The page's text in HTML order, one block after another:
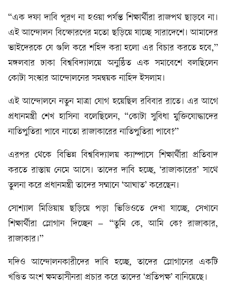
“এক দফা দাবি পূরণ না হওয়া পর্যন্ত শিক্ষার্থীরা রাজপথ ছাড়বে না।
এই আন্দোলন বিস্ফোরণের মতো ছড়িয়ে যাচ্ছে সারাদেশে। আমাদের
ভাইদেরকে যে গুলি করে শহিদ করা হলো এর বিচার করতে হবে,”
মঙ্গলবার ঢাকা বিশ্ববিদ্যালয়ে অনুষ্ঠিত এক সমাবেশে বলছিলেন
কোটা সংস্কার আন্দোলনের সমন্বয়ক নাহিদ ইসলাম।
এই আন্দোলনে নতুন মাত্রা যোগ হয়েছিল রবিবার রাতে। এর আগে
প্রধানমন্ত্রী শেখ হাসিনা বলেছিলেন, “কোটা সুবিধা মুক্তিযোদ্ধাদের
নাতিপুতিরা পাবে নাতো রাজাকারের নাতিপুতিরা পাবে?”
এরপর থেকে বিভিন্ন বিশ্ববিদ্যালয় ক্যাম্পাসে শিক্ষার্থীরা প্রতিবাদ
করতে রাস্তায় নেমে আসে। তাদের দাবি হচ্ছে, ‘রাজাকারের’ সাথে
তুলনা করে প্রধানমন্ত্রী তাদের সম্মানে ‘আঘাত’ করেছেন।
সোশ্যাল মিডিয়ায় ছড়িয়ে পড়া ভিডিওতে দেখা যাচ্ছে, সেখানে
শিক্ষার্থীরা স্লোগান দিচ্ছেন – “তুমি কে, আমি কে? রাজাকার,
রাজাকার।”
যদিও আন্দোলনকারীদের দাবি হচ্ছে, তাদের স্লোগানের একটি
খণ্ডিত অংশ ক্ষমতাসীনরা প্রচার করে তাদের ‘প্রতিপক্ষ’ বানিয়েছে।